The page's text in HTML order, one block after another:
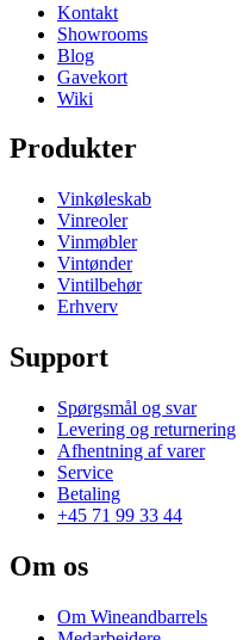
Kontakt
Showrooms
Blog
Gavekort
Wiki
Produkter
Vinkøleskab
Vinreoler
Vinmøbler
Vintønder
Vintilbehør
Erhverv
Support
Spørgsmål og svar
Levering og returnering
Afhentning af varer
Service
Betaling
+45 71 99 33 44
Om os
Om Wineandbarrels